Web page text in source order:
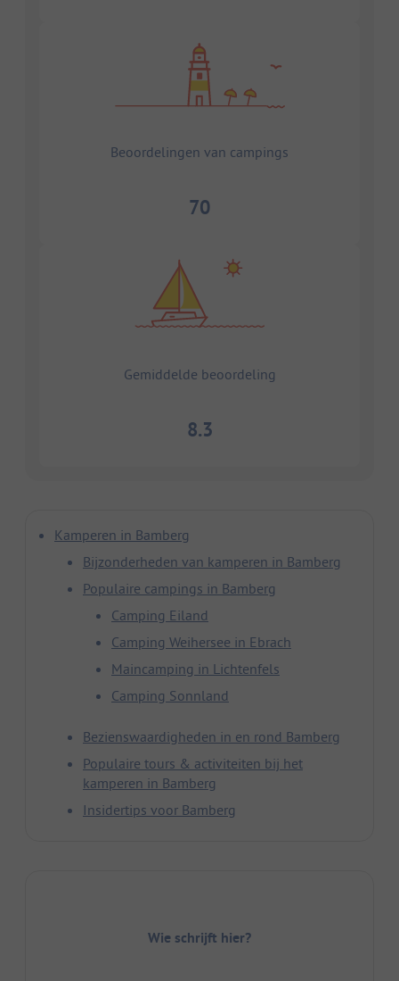
Beoordelingen van campings
70
Gemiddelde beoordeling
8.3
Kamperen in Bamberg
Bijzonderheden van kamperen in Bamberg
Populaire campings in Bamberg
Camping Eiland
Camping Weihersee in Ebrach
Maincamping in Lichtenfels
Camping Sonnland
Bezienswaardigheden in en rond Bamberg
Populaire tours & activiteiten bij het
kamperen in Bamberg
Insidertips voor Bamberg
Wie schrijft hier?